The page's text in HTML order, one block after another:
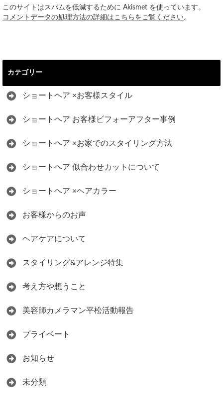
このサイトはスパムを低減するために Akismet を使っています。
コメントデータの処理方法の詳細はこちらをご覧ください。
カテゴリー
ショートヘア ×お客様スタイル
ショートヘア お客様ビフォーアフター事例
ショートヘア ×お家でのスタイリング方法
ショートヘア 似合わせカットについて
ショートヘア ×ヘアカラー
お客様からのお声
ヘアケアについて
スタイリング&アレンジ特集
考え方や想うこと
美容師カメラマン平松活動報告
プライベート
お知らせ
未分類